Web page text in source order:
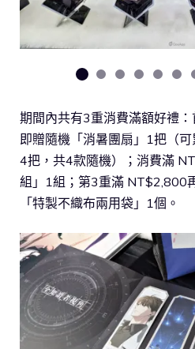
期間內共有3重消費滿額好禮
即贈隨機「消暑團扇」1把（
4把，共4款隨機）；消費滿
組」1組；第3重滿 NT$2,800
「特製不織布兩用袋」1個。